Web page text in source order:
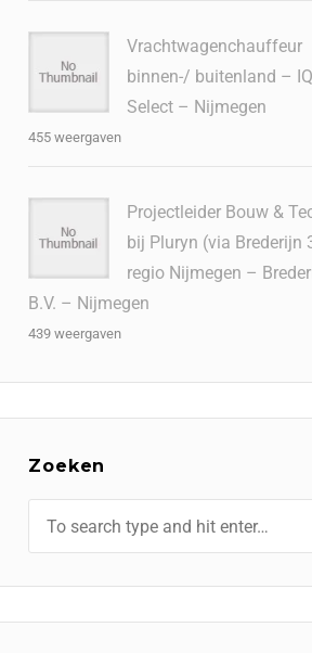
Vrachtwagenchauffeur
binnen-/ buitenland – IQ
Select – Nijmegen
455 weergaven
Projectleider Bouw &
bij Pluryn (via Brederijn
regio Nijmegen –
B.V. – Nijmegen
439 weergaven
Zoeken